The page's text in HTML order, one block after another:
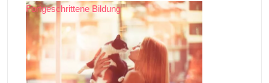
Fortgeschrittene Bildung